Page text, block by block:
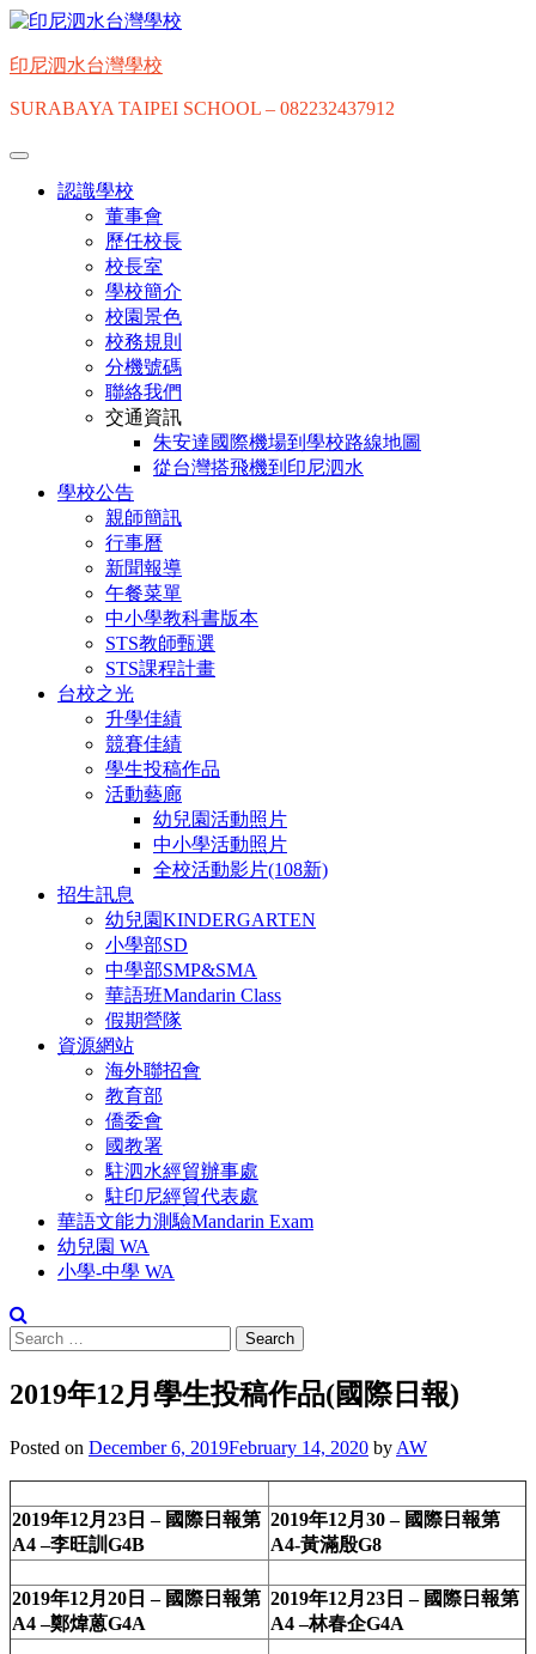
Skip
content
印尼泗水台灣學校
SURABAYA TAIPEI SCHOOL – 082232437912
認識學校
董事會
歷任校長
校長室
學校簡介
校園景色
校務規則
分機號碼
聯絡我們
交通資訊
朱安達國際機場到學校路線地圖
從台灣搭飛機到印尼泗水
學校公告
親師簡訊
行事曆
新聞報導
午餐菜單
中小學教科書版本
STS教師甄選
STS課程計畫
台校之光
升學佳績
競賽佳績
學生投稿作品
活動藝廊
幼兒園活動照片
中小學活動照片
全校活動影片(108新)
招生訊息
幼兒園KINDERGARTEN
小學部SD
中學部SMP&SMA
華語班Mandarin Class
假期營隊
資源網站
海外聯招會
教育部
僑委會
國教署
駐泗水經貿辦事處
駐印尼經貿代表處
華語文能力測驗Mandarin Exam
幼兒園 WA
小學-中學 WA
Search
for:
2019年12月學生投稿作品(國際日報)
Posted on December 6, 2019February 14, 2020 by AW
2019年12月23日 – 國際日報第
A4 –李旺訓G4B
2019年12月30 – 國際日報第
A4-黃滿殷G8
2019年12月20日 – 國際日報第
A4 –鄭煒蒽G4A
2019年12月23日 – 國際日報第
A4 –林春企G4A